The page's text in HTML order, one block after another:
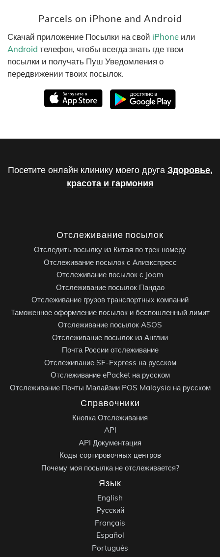
Parcels on iPhone and Android
Скачай приложение Посылки на свой iPhone или
Android телефон, чтобы всегда знать где твои
посылки и получать Пуш Уведомления о
передвижении твоих посылок.
Посетите онлайн клинику моего друга Здоровье,
красота и гармония
Отслеживание посылок
Отследить посылку из Китая по трек номеру
Отслеживание посылок с Алиэкспресс
Отслеживание посылок с Joom
Отслеживание посылок Пандао
Отслеживание грузов транспортных компаний
Таможенное оформление посылок и беспошленный лимит
Отслеживание посылок ASOS
Отслеживание посылок из Англии
Почта России отслеживание
Отслеживание SF-Express на русском
Отслеживание ePacket на русском
Отслеживание Почты Малайзии POS Malaysia на русском
Справочники
Кнопка Отслеживания
API
API Документация
Коды сортировочных центров
Почему моя посылка не отслеживается?
Язык
English
Русский
Français
Español
Português